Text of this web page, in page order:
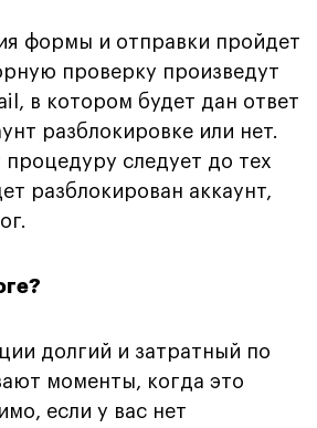
формы и отправки пройдет
проверку произведут
в котором будет дан ответ
разблокировке или нет.
следует до тех
разблокирован аккаунт,
долгий и затратный по
моменты, когда это
если у вас нет